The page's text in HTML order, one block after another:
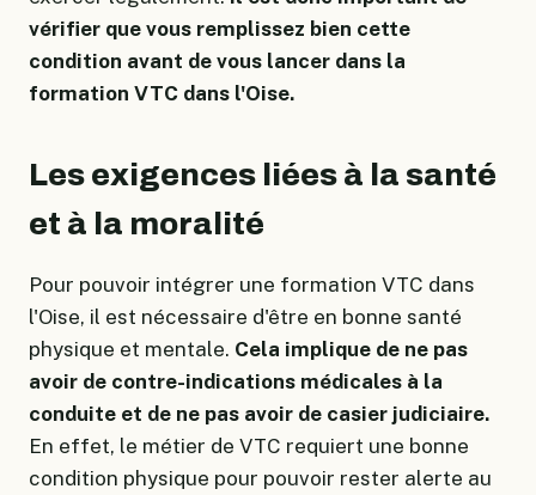
vérifier que vous remplissez bien cette
condition avant de vous lancer dans la
formation VTC dans l'Oise.
Les exigences liées à la santé
et à la moralité
Pour pouvoir intégrer une formation VTC dans
l'Oise, il est nécessaire d'être en bonne santé
physique et mentale. Cela implique de ne pas
avoir de contre-indications médicales à la
conduite et de ne pas avoir de casier judiciaire.
En effet, le métier de VTC requiert une bonne
condition physique pour pouvoir rester alerte au